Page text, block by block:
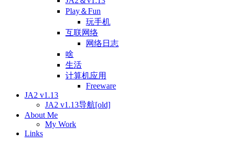
Play＆Fun
玩手机
互联网络
网络日志
啥
生活
计算机应用
Freeware
JA2 v1.13
JA2 v1.13导航[old]
About Me
My Work
Links